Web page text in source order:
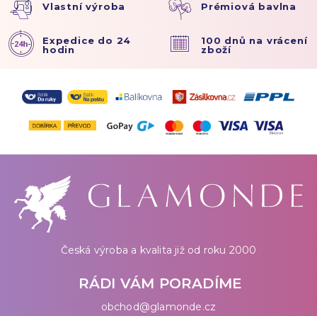
Vlastní výroba Prémiová bavlna
Expedice do 24
hodin
100 dnů na vrácení
zboží
Česká výroba a kvalita již od roku 2000
RÁDI VÁM PORADÍME
obchod@glamonde.cz